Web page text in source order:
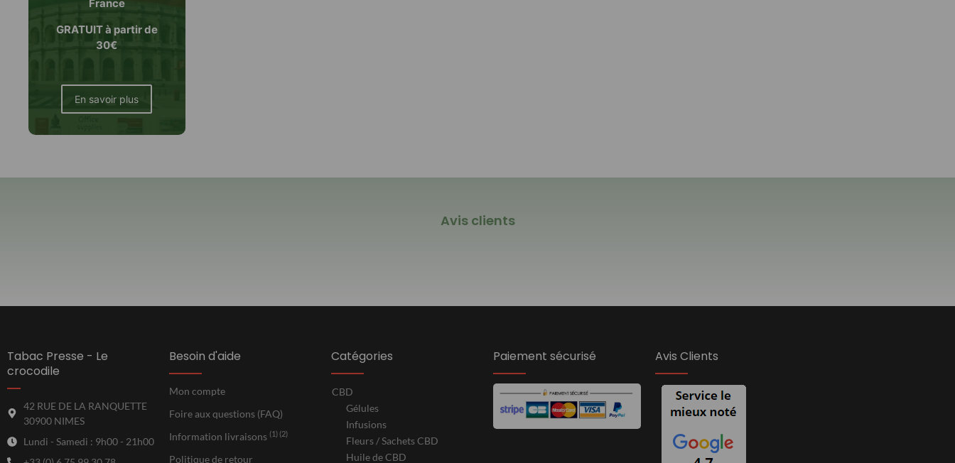
France
GRATUIT à partir de
30€
En savoir plus
Avis clients
Tabac Presse - Le
crocodile
42 RUE DE LA RANQUETTE
30900 NIMES
Lundi - Samedi : 9h00 - 21h00
Besoin d'aide
Mon compte
Foire aux questions (FAQ)
Information livraisons (1) (2)
Politique de retour
Catégories
CBD
Gélules
Infusions
Fleurs / Sachets CBD
Huile de CBD
Paiement sécurisé Avis Clients